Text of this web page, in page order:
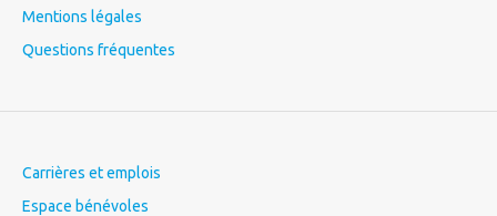
Mentions légales
Questions fréquentes
Carrières et emplois
Espace bénévoles